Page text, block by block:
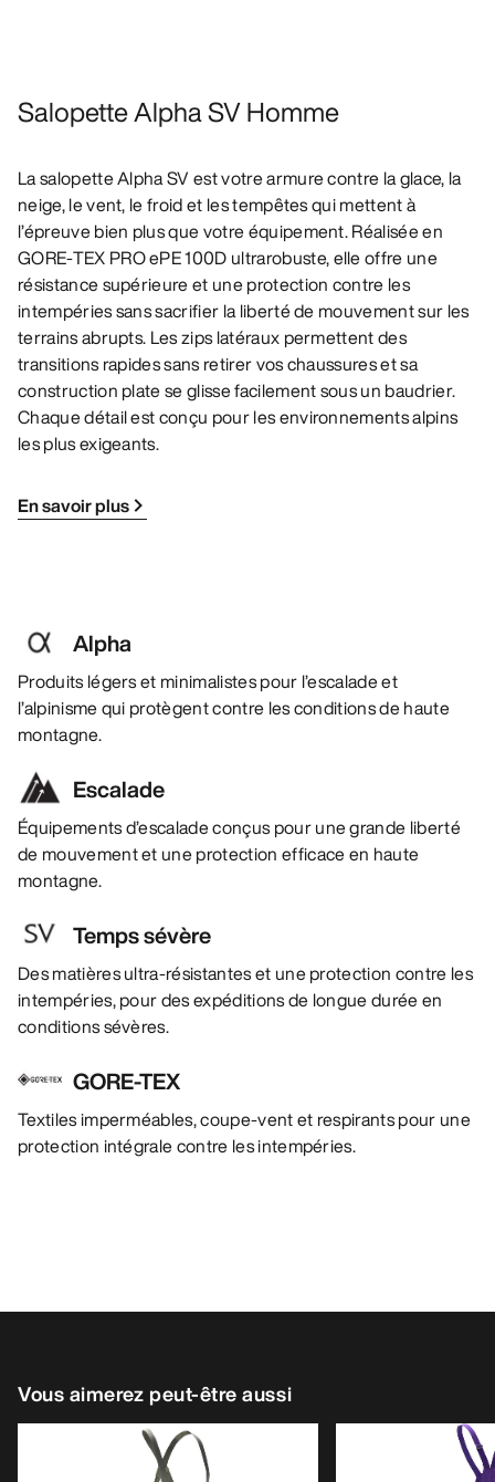
Salopette Alpha SV Homme
La salopette Alpha SV est votre armure contre la glace, la
neige, le vent, le froid et les tempêtes qui mettent à
l’épreuve bien plus que votre équipement. Réalisée en
GORE-TEX PRO ePE 100D ultrarobuste, elle offre une
résistance supérieure et une protection contre les
intempéries sans sacrifier la liberté de mouvement sur les
terrains abrupts. Les zips latéraux permettent des
transitions rapides sans retirer vos chaussures et sa
construction plate se glisse facilement sous un baudrier.
Chaque détail est conçu pour les environnements alpins
les plus exigeants.
En savoir plus
Alpha
Produits légers et minimalistes pour l’escalade et
l’alpinisme qui protègent contre les conditions de haute
montagne.
Escalade
Équipements d’escalade conçus pour une grande liberté
de mouvement et une protection efficace en haute
montagne.
Temps sévère
Des matières ultra-résistantes et une protection contre les
intempéries, pour des expéditions de longue durée en
conditions sévères.
GORE-TEX
Textiles imperméables, coupe-vent et respirants pour une
protection intégrale contre les intempéries.
Vous aimerez peut-être aussi